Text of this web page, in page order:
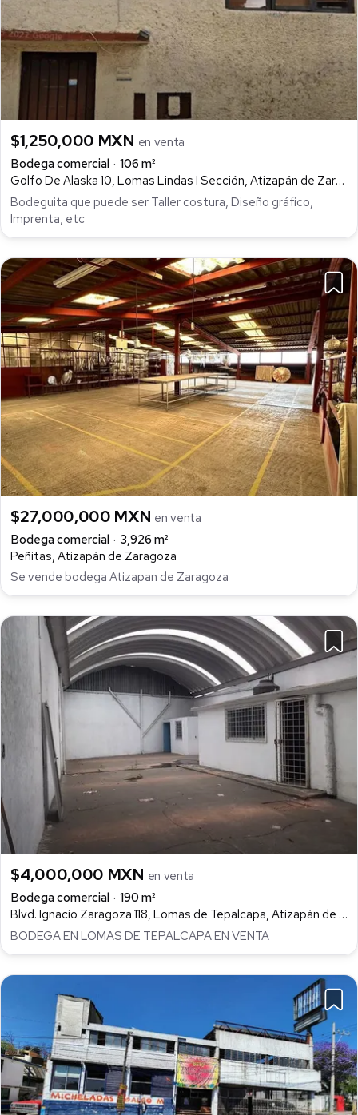
$1,250,000 MXN en venta
Bodega comercial
106 m²
Golfo De Alaska 10, Lomas Lindas I Sección, Atizapán de Zaragoza
Bodeguita que puede ser Taller costura, Diseño gráfico,
Imprenta, etc
$27,000,000 MXN en venta
Bodega comercial
3,926 m²
Peñitas, Atizapán de Zaragoza
Se vende bodega Atizapan de Zaragoza
$4,000,000 MXN en venta
Bodega comercial
190 m²
Blvd. Ignacio Zaragoza 118, Lomas de Tepalcapa, Atizapán de Zaragoza
BODEGA EN LOMAS DE TEPALCAPA EN VENTA